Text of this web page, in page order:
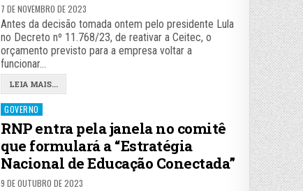
7 DE NOVEMBRO DE 2023
Antes da decisão tomada ontem pelo presidente Lula
no Decreto nº 11.768/23, de reativar a Ceitec, o
orçamento previsto para a empresa voltar a
funcionar…
LEIA MAIS...
Posted
in
GOVERNO
RNP entra pela janela no comitê
que formulará a “Estratégia
Nacional de Educação Conectada”
9 DE OUTUBRO DE 2023